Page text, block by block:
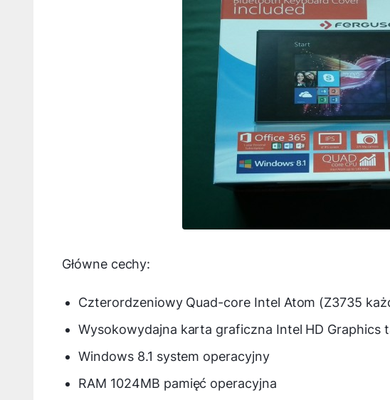
Główne cechy:
Czterordzeniowy Quad-core Intel Atom (Z3735
Wysokowydajna karta graficzna Intel HD Graphics
Windows 8.1 system operacyjny
RAM 1024MB pamięć operacyjna